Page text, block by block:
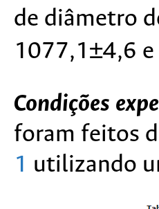
de diâmetro
1077,1±4,6
Condições
foram feitos
1 utilizando